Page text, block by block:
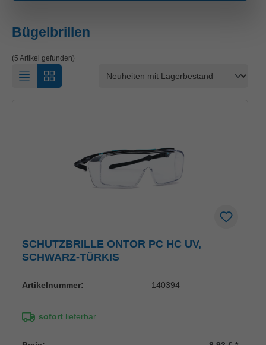
Bügelbrillen
(5 Artikel gefunden)
SCHUTZBRILLE ONTOR PC HC UV,
SCHWARZ-TÜRKIS
Artikelnummer: 140394
sofortlieferbar